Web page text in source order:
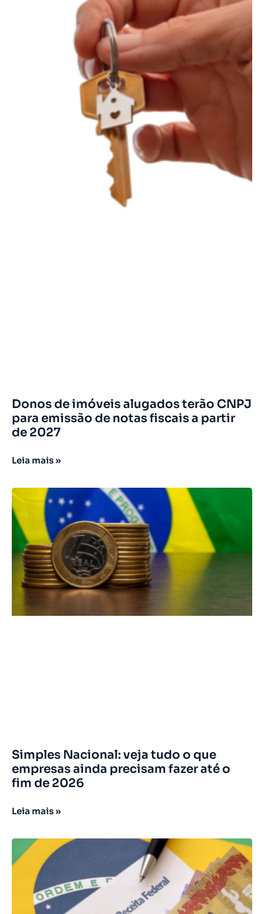
Donos de imóveis alugados terão CNPJ
para emissão de notas fiscais a partir
de 2027
Leia mais »
Simples Nacional: veja tudo o que
empresas ainda precisam fazer até o
fim de 2026
Leia mais »